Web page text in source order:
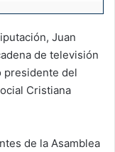
Juan
de televisión
presidente del
Cristiana
de la Asamblea